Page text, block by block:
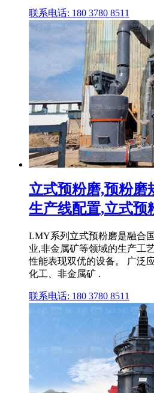
联系电话: 180 3780 8511
立式预粉磨,预粉磨
生产线配置,立式预
LMY系列立式预粉磨是融合
业,非金属矿等领域的生产工
性能表现双优的设备。 广泛
化工、非金属矿 .
联系电话: 180 3780 8511